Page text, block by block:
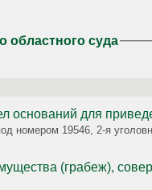
областного суда
оснований для
номером 19546, 2-я
(грабеж),